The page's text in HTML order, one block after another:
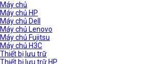
Máy chủ
Máy chủ HP
Máy chủ Dell
Máy chủ Lenovo
Máy chủ Fujitsu
Máy chủ H3C
Thiết bị lưu trữ
Thiết bị lưu trữ HP